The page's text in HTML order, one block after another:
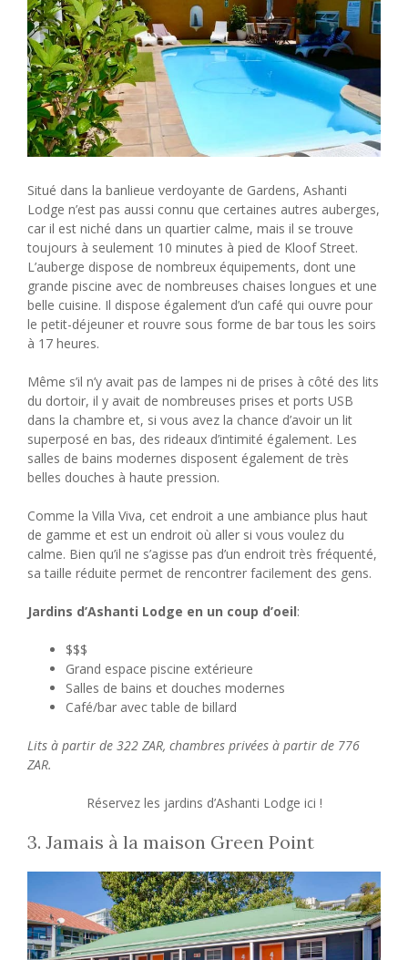
Situé dans la banlieue verdoyante de Gardens, Ashanti
Lodge n’est pas aussi connu que certaines autres auberges,
car il est niché dans un quartier calme, mais il se trouve
toujours à seulement 10 minutes à pied de Kloof Street.
L’auberge dispose de nombreux équipements, dont une
grande piscine avec de nombreuses chaises longues et une
belle cuisine. Il dispose également d’un café qui ouvre pour
le petit-déjeuner et rouvre sous forme de bar tous les soirs
à 17 heures.
Même s’il n’y avait pas de lampes ni de prises à côté des lits
du dortoir, il y avait de nombreuses prises et ports USB
dans la chambre et, si vous avez la chance d’avoir un lit
superposé en bas, des rideaux d’intimité également. Les
salles de bains modernes disposent également de très
belles douches à haute pression.
Comme la Villa Viva, cet endroit a une ambiance plus haut
de gamme et est un endroit où aller si vous voulez du
calme. Bien qu’il ne s’agisse pas d’un endroit très fréquenté,
sa taille réduite permet de rencontrer facilement des gens.
Jardins d’Ashanti Lodge en un coup d’oeil:
$$$
Grand espace piscine extérieure
Salles de bains et douches modernes
Café/bar avec table de billard
Lits à partir de 322 ZAR, chambres privées à partir de 776
ZAR.
Réservez les jardins d’Ashanti Lodge ici !
3. Jamais à la maison Green Point